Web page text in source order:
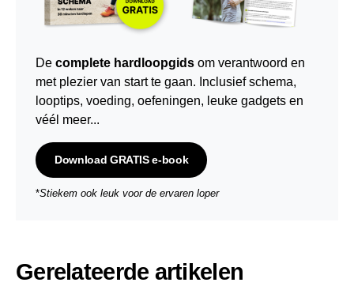
De complete hardloopgids om verantwoord en
met plezier van start te gaan. Inclusief schema,
looptips, voeding, oefeningen, leuke gadgets en
véél meer...
Download GRATIS e-book
*Stiekem ook leuk voor de ervaren loper
Gerelateerde artikelen